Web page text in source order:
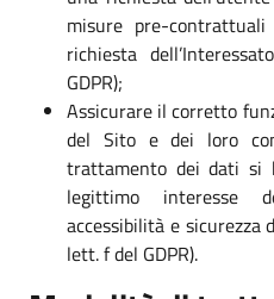
misure pre-
richiesta
GDPR);
Assicurare il corretto
del Sito e dei loro
trattamento dei dati si
legittimo interesse
accessibilità e sicurezza
lett. f del GDPR).